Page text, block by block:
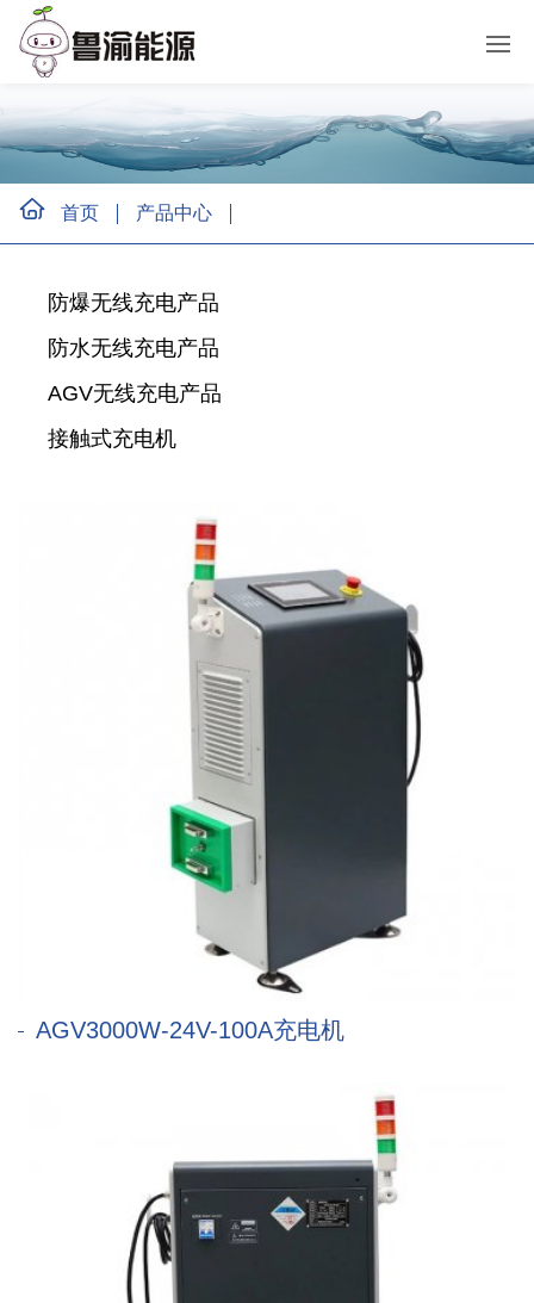
首页 产品中心
防爆无线充电产品
防水无线充电产品
AGV无线充电产品
接触式充电机
AGV3000W-24V-100A充电机